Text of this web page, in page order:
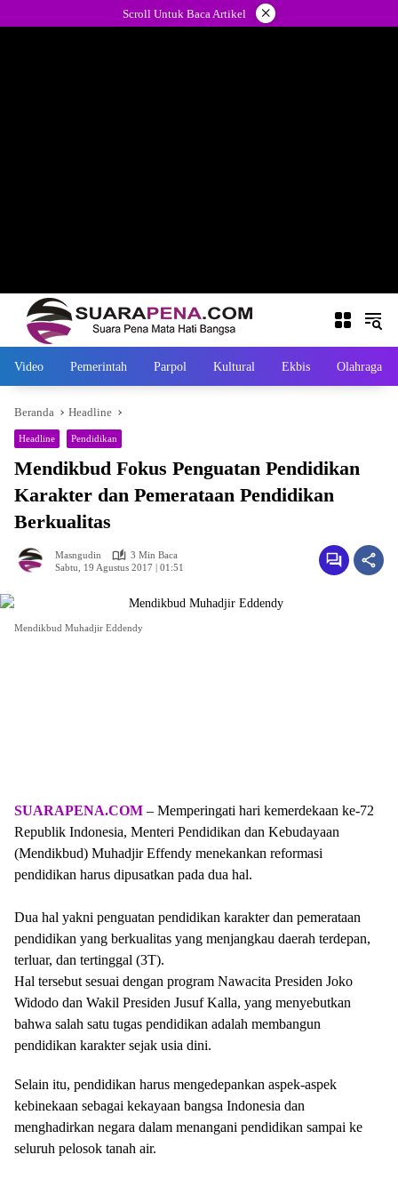
ke
Scroll Untuk Baca Artikel ×
Video Pemerintah Parpol Kultural Ekbis Olahraga
Beranda Headline
Headline Pendidikan
Mendikbud Fokus Penguatan Pendidikan
Karakter dan Pemerataan Pendidikan
Berkualitas
Masngudin
3 Min Baca
Sabtu, 19 Agustus 2017 | 01:51
Mendikbud Muhadjir Eddendy
SUARAPENA.COM – Memperingati hari kemerdekaan ke-72
Republik Indonesia, Menteri Pendidikan dan Kebudayaan
(Mendikbud) Muhadjir Effendy menekankan reformasi
pendidikan harus dipusatkan pada dua hal.
Dua hal yakni penguatan pendidikan karakter dan pemerataan
pendidikan yang berkualitas yang menjangkau daerah terdepan,
terluar, dan tertinggal (3T).
Hal tersebut sesuai dengan program Nawacita Presiden Joko
Widodo dan Wakil Presiden Jusuf Kalla, yang menyebutkan
bahwa salah satu tugas pendidikan adalah membangun
pendidikan karakter sejak usia dini.
Selain itu, pendidikan harus mengedepankan aspek-aspek
kebinekaan sebagai kekayaan bangsa Indonesia dan
menghadirkan negara dalam menangani pendidikan sampai ke
seluruh pelosok tanah air.